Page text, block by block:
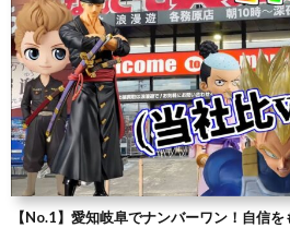
【No.1】愛知岐阜でナンバーワン！自信